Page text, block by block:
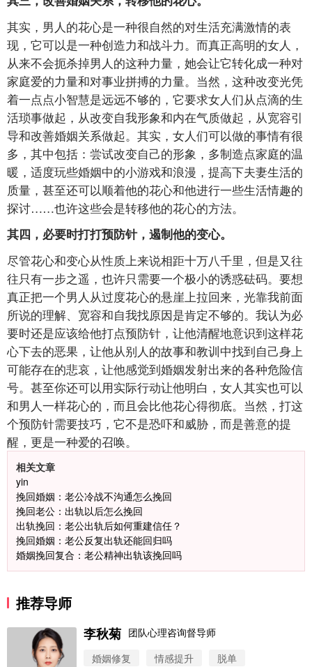
其实，男人的花心是一种很自然的对生活充满激情的表
现，它可以是一种创造力和战斗力。而真正高明的女人，
从来不会扼杀掉男人的这种力量，她会让它转化成一种对
家庭爱的力量和对事业拼搏的力量。当然，这种改变光凭
着一点点小智慧是远远不够的，它要求女人们从点滴的生
活琐事做起，从改变自我形象和内在气质做起，从宽容引
导和改善婚姻关系做起。其实，女人们可以做的事情有很
多，其中包括：尝试改变自己的形象，多制造点家庭的温
暖，适度玩些婚姻中的小游戏和浪漫，提高下夫妻生活的
质量，甚至还可以顺着他的花心和他进行一些生活情趣的
探讨……也许这些会是转移他的花心的方法。
其四，必要时打打预防针，遏制他的变心。
尽管花心和变心从性质上来说相距十万八千里，但是又往
往只有一步之遥，也许只需要一个极小的诱惑砝码。要想
真正把一个男人从过度花心的悬崖上拉回来，光靠我前面
所说的理解、宽容和自我找原因是肯定不够的。我认为必
要时还是应该给他打点预防针，让他清醒地意识到这样花
心下去的恶果，让他从别人的故事和教训中找到自己身上
可能存在的悲哀，让他感觉到婚姻发射出来的各种危险信
号。甚至你还可以用实际行动让他明白，女人其实也可以
和男人一样花心的，而且会比他花心得彻底。当然，打这
个预防针需要技巧，它不是恐吓和威胁，而是善意的提
醒，更是一种爱的召唤。
相关文章
yin
挽回婚姻：老公冷战不沟通怎么挽回
挽回老公：出轨以后怎么挽回
出轨挽回：老公出轨后如何重建信任？
挽回婚姻：老公反复出轨还能回归吗
婚姻挽回复合：老公精神出轨该挽回吗
推荐导师
李秋菊 团队心理咨询督导师
婚姻修复
情感提升 脱单
案